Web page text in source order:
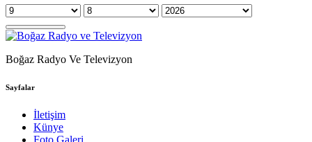
Boğaz Radyo Ve Televizyon
Sayfalar
İletişim
Künye
Foto Galeri